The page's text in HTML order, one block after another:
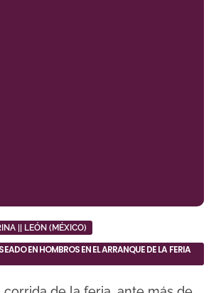
|| LEÓN (MÉXICO)
EN HOMBROS EN EL ARRANQUE DE LA FERIA